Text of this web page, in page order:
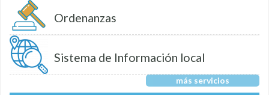
Ordenanzas
Sistema de Información local
más servicios